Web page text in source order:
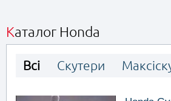
Каталог Honda
Всі Скутери